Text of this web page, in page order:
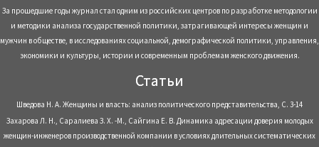
За прошедшие годы журнал стал одним из российских центров по разработке методологии
и методики анализа государственной политики, затрагивающей интересы женщин и
мужчин в обществе, в исследованиях социальной, демографической политики, управления,
экономики и культуры, истории и современным проблемам женского движения.
Статьи
Шведова Н. А. Женщины и власть: анализ политического представительства, С. 3-14
Захарова Л. Н., Саралиева З. Х. -М., Сайгина Е. В. Динамика адресации доверия молодых
женщин-инженеров производственной компании в условиях длительных систематических